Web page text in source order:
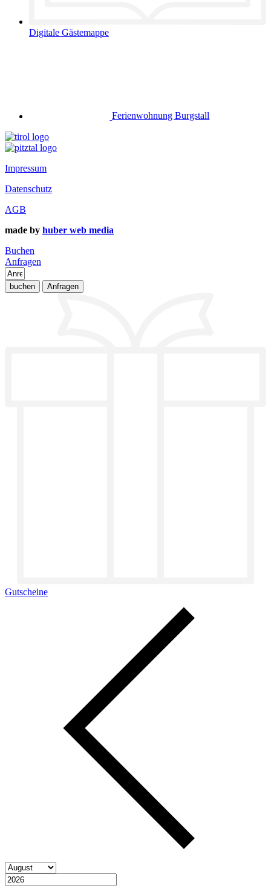
Digitale Gästemappe
Ferienwohnung Burgstall
Impressum
Datenschutz
AGB
made by huber web media
Buchen
Anfragen
buchen Anfragen
Gutscheine